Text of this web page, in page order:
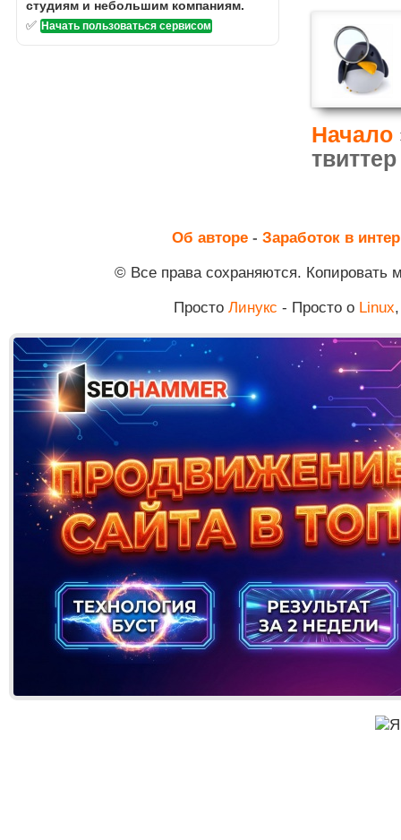
Начало
студиям и небольшим компаниям.
✅ Начать пользоваться сервисом
Об авторе- Заработок в
© Все права сохраняются. Копировать
Просто Линукс - Просто о Linux